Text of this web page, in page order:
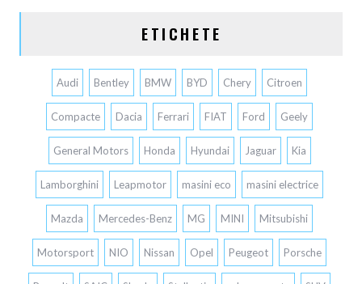
ETICHETE
Audi Bentley BMW BYD Chery Citroen
Compacte Dacia Ferrari FIAT Ford Geely
General Motors Honda Hyundai Jaguar Kia
Lamborghini Leapmotor masini eco masini electrice
Mazda Mercedes-Benz MG MINI Mitsubishi
Motorsport NIO Nissan Opel Peugeot Porsche